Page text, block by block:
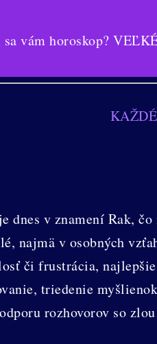
sa vám horoskop?
dnes v znamení Rak,
najmä v osobných
či frustrácia,
triedenie
rozhovorov so